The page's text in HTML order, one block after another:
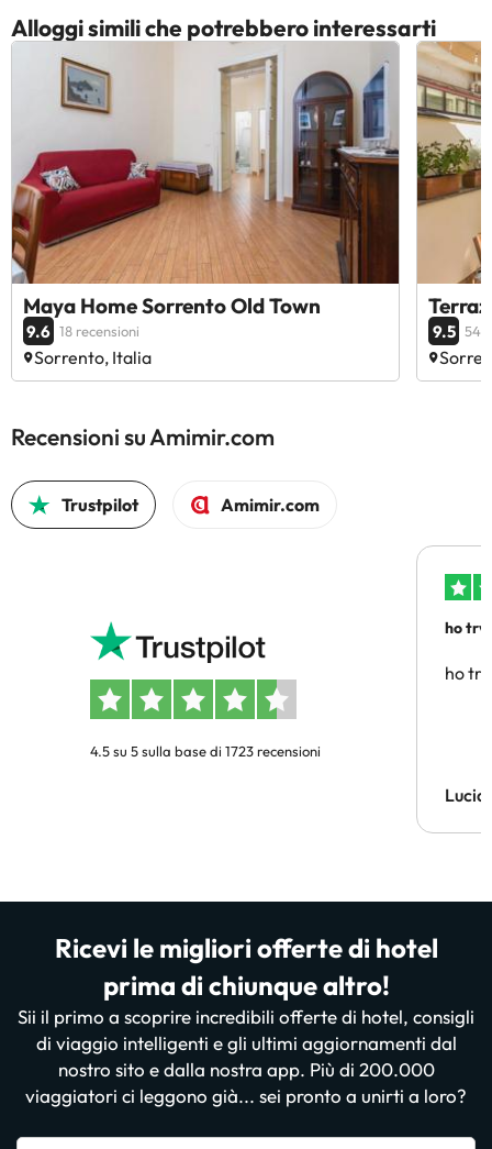
Alloggi simili che potrebbero interessarti
Maya Home Sorrento Old Town
9.6 18 recensioni
Sorrento, Italia
9.5 54
Recensioni su Amimir.com
Trustpilot Amimir.com
4.5 su 5 sulla base di 1723 recensioni
ho
ho
Lucia
Ricevi le migliori offerte di hotel
prima di chiunque altro!
Sii il primo a scoprire incredibili offerte di hotel, consigli
di viaggio intelligenti e gli ultimi aggiornamenti dal
nostro sito e dalla nostra app. Più di 200.000
viaggiatori ci leggono già... sei pronto a unirti a loro?